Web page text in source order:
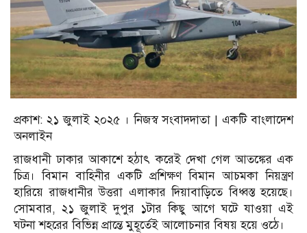
প্রকাশ: ২১ জুলাই ২০২৫ । নিজস্ব সংবাদদাতা | একটি বাংলাদেশ
অনলাইন
রাজধানী ঢাকার আকাশে হঠাৎ করেই দেখা গেল আতঙ্কের এক
চিত্র। বিমান বাহিনীর একটি প্রশিক্ষণ বিমান আচমকা নিয়ন্ত্রণ
হারিয়ে রাজধানীর উত্তরা এলাকার দিয়াবাড়িতে বিধ্বস্ত হয়েছে।
সোমবার, ২১ জুলাই দুপুর ১টার কিছু আগে ঘটে যাওয়া এই
ঘটনা শহরের বিভিন্ন প্রান্তে মুহূর্তেই আলোচনার বিষয় হয়ে ওঠে।